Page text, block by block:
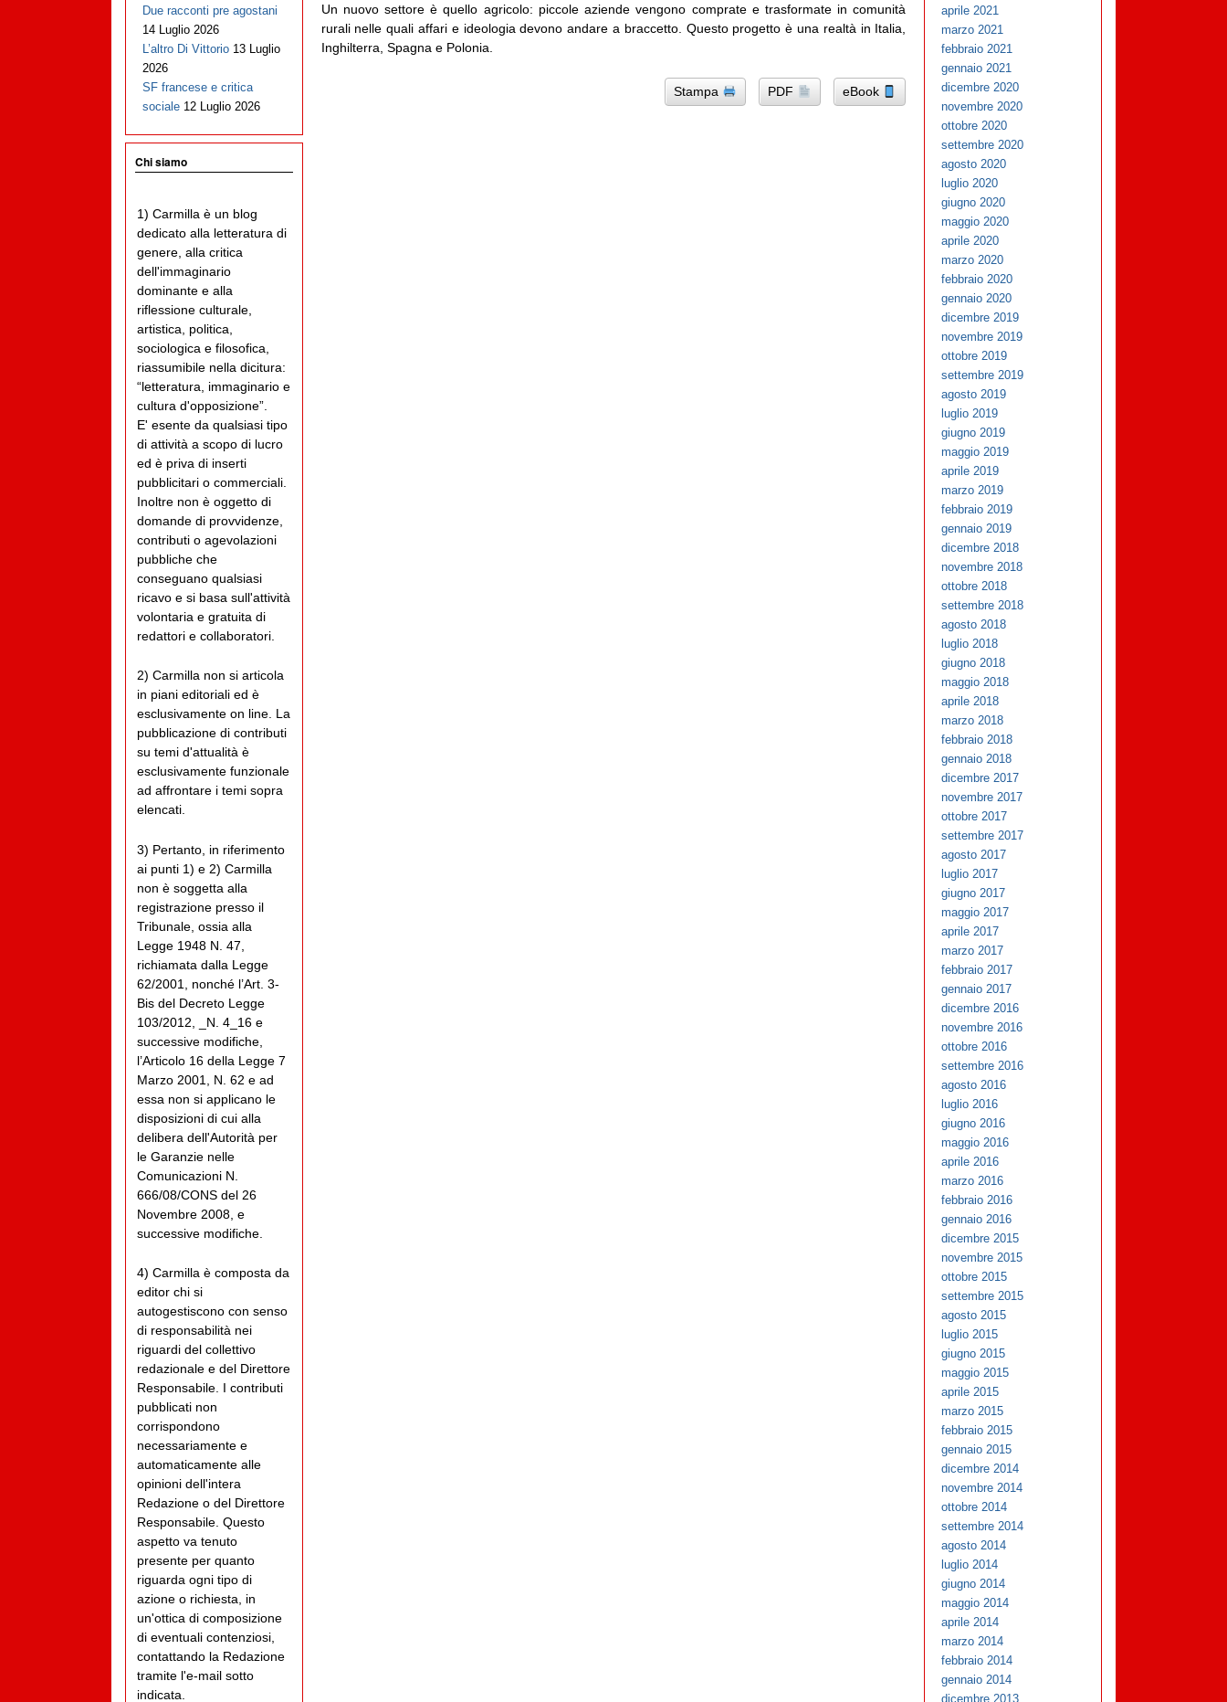
Un nuovo settore è quello agricolo: piccole aziende vengono comprate e trasformate in comunità
rurali nelle quali affari e ideologia devono andare a braccetto. Questo progetto è una realtà in Italia,
Inghilterra, Spagna e Polonia.
Stampa PDF eBook
Due racconti pre agostani
14 Luglio 2026
L’altro Di Vittorio 13 Luglio
2026
SF francese e critica
sociale 12 Luglio 2026
Chi siamo
1) Carmilla è un blog
dedicato alla letteratura di
genere, alla critica
dell'immaginario
dominante e alla
riflessione culturale,
artistica, politica,
sociologica e filosofica,
riassumibile nella dicitura:
“letteratura, immaginario e
cultura d'opposizione”.
E' esente da qualsiasi tipo
di attività a scopo di lucro
ed è priva di inserti
pubblicitari o commerciali.
Inoltre non è oggetto di
domande di provvidenze,
contributi o agevolazioni
pubbliche che
conseguano qualsiasi
ricavo e si basa sull'attività
volontaria e gratuita di
redattori e collaboratori.
2) Carmilla non si articola
in piani editoriali ed è
esclusivamente on line. La
pubblicazione di contributi
su temi d'attualità è
esclusivamente funzionale
ad affrontare i temi sopra
elencati.
3) Pertanto, in riferimento
ai punti 1) e 2) Carmilla
non è soggetta alla
registrazione presso il
Tribunale, ossia alla
Legge 1948 N. 47,
richiamata dalla Legge
62/2001, nonché l’Art. 3-
Bis del Decreto Legge
103/2012, _N. 4_16 e
successive modifiche,
l’Articolo 16 della Legge 7
Marzo 2001, N. 62 e ad
essa non si applicano le
disposizioni di cui alla
delibera dell'Autorità per
le Garanzie nelle
Comunicazioni N.
666/08/CONS del 26
Novembre 2008, e
successive modifiche.
4) Carmilla è composta da
editor chi si
autogestiscono con senso
di responsabilità nei
riguardi del collettivo
redazionale e del Direttore
Responsabile. I contributi
pubblicati non
corrispondono
necessariamente e
automaticamente alle
opinioni dell'intera
Redazione o del Direttore
Responsabile. Questo
aspetto va tenuto
presente per quanto
riguarda ogni tipo di
azione o richiesta, in
un'ottica di composizione
di eventuali contenziosi,
contattando la Redazione
tramite l'e-mail sotto
indicata.
aprile 2021
marzo 2021
febbraio 2021
gennaio 2021
dicembre 2020
novembre 2020
ottobre 2020
settembre 2020
agosto 2020
luglio 2020
giugno 2020
maggio 2020
aprile 2020
marzo 2020
febbraio 2020
gennaio 2020
dicembre 2019
novembre 2019
ottobre 2019
settembre 2019
agosto 2019
luglio 2019
giugno 2019
maggio 2019
aprile 2019
marzo 2019
febbraio 2019
gennaio 2019
dicembre 2018
novembre 2018
ottobre 2018
settembre 2018
agosto 2018
luglio 2018
giugno 2018
maggio 2018
aprile 2018
marzo 2018
febbraio 2018
gennaio 2018
dicembre 2017
novembre 2017
ottobre 2017
settembre 2017
agosto 2017
luglio 2017
giugno 2017
maggio 2017
aprile 2017
marzo 2017
febbraio 2017
gennaio 2017
dicembre 2016
novembre 2016
ottobre 2016
settembre 2016
agosto 2016
luglio 2016
giugno 2016
maggio 2016
aprile 2016
marzo 2016
febbraio 2016
gennaio 2016
dicembre 2015
novembre 2015
ottobre 2015
settembre 2015
agosto 2015
luglio 2015
giugno 2015
maggio 2015
aprile 2015
marzo 2015
febbraio 2015
gennaio 2015
dicembre 2014
novembre 2014
ottobre 2014
settembre 2014
agosto 2014
luglio 2014
giugno 2014
maggio 2014
aprile 2014
marzo 2014
febbraio 2014
gennaio 2014
dicembre 2013